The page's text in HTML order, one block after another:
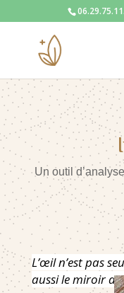
Un outil
L’œil n’est pas
aussi le miroir du